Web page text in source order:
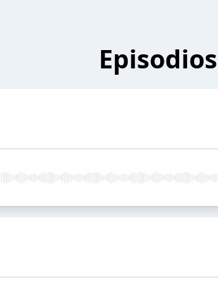
Episodios